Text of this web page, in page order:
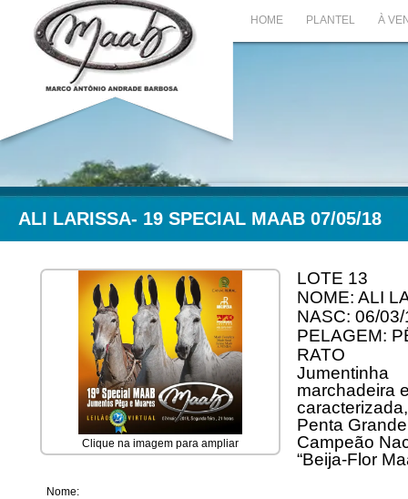
HOME PLANTEL À
ALI LARISSA- 19 SPECIAL MAAB 07/05/18
Clique na imagem para ampliar
Nome:
LOTE 13
NOME: ALI
NASC: 06/
PELAGEM:
RATO
Jumentinha
marchadeira
Penta Grande
Campeão
“Beija-Flor